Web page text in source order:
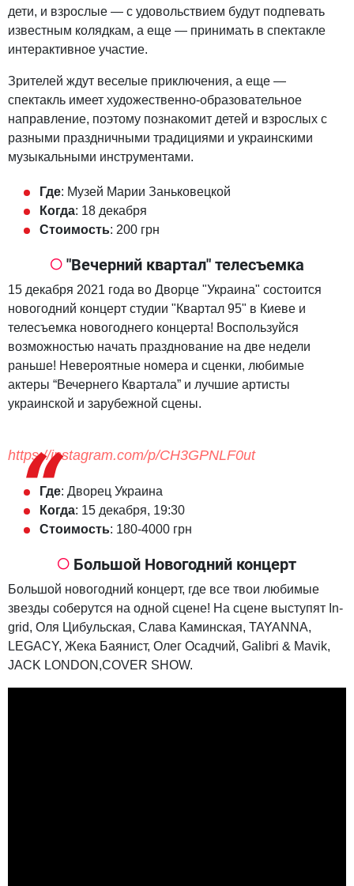
дети, и взрослые — с удовольствием будут подпевать
известным колядкам, а еще — принимать в спектакле
интерактивное участие.
Зрителей ждут веселые приключения, а еще —
спектакль имеет художественно-образовательное
направление, поэтому познакомит детей и взрослых с
разными праздничными традициями и украинскими
музыкальными инструментами.
Где: Музей Марии Заньковецкой
Когда: 18 декабря
Стоимость: 200 грн
"Вечерний квартал" телесъемка
15 декабря 2021 года во Дворце "Украина" состоится
новогодний концерт студии "Квартал 95" в Киеве и
телесъемка новогоднего концерта! Воспользуйся
возможностью начать празднование на две недели
раньше! Невероятные номера и сценки, любимые
актеры “Вечернего Квартала” и лучшие артисты
украинской и зарубежной сцены.
https://instagram.com/p/CH3GPNLF0ut
Где: Дворец Украина
Когда: 15 декабря, 19:30
Стоимость: 180-4000 грн
Большой Новогодний концерт
Большой новогодний концерт, где все твои любимые
звезды соберутся на одной сцене! На сцене выступят In-
grid, Оля Цибульская, Слава Каминская, TAYANNA,
LEGACY, Жека Баянист, Олег Осадчий, Galibri & Mavik,
JACK LONDON,COVER SHOW.